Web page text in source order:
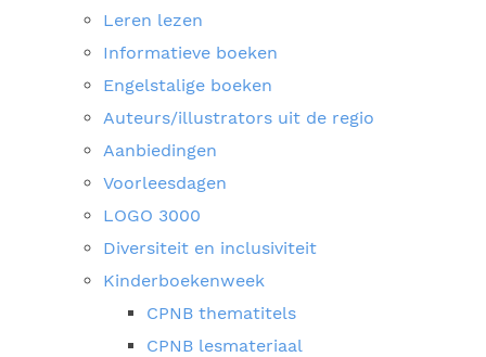
Leren lezen
Informatieve boeken
Engelstalige boeken
Auteurs/illustrators uit de regio
Aanbiedingen
Voorleesdagen
LOGO 3000
Diversiteit en inclusiviteit
Kinderboekenweek
CPNB thematitels
CPNB lesmateriaal